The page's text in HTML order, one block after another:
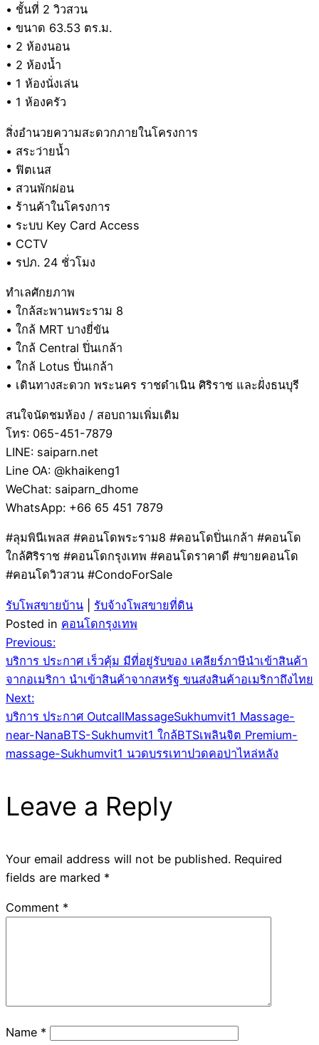
• ชั้นที่ 2 วิวสวน
• ขนาด 63.53 ตร.ม.
• 2 ห้องนอน
• 2 ห้องน้ำ
• 1 ห้องนั่งเล่น
• 1 ห้องครัว
สิ่งอำนวยความสะดวกภายในโครงการ
• สระว่ายน้ำ
• ฟิตเนส
• สวนพักผ่อน
• ร้านค้าในโครงการ
• ระบบ Key Card Access
• CCTV
• รปภ. 24 ชั่วโมง
ทำเลศักยภาพ
• ใกล้สะพานพระราม 8
• ใกล้ MRT บางยี่ขัน
• ใกล้ Central ปิ่นเกล้า
• ใกล้ Lotus ปิ่นเกล้า
• เดินทางสะดวก พระนคร ราชดำเนิน ศิริราช และฝั่งธนบุรี
สนใจนัดชมห้อง / สอบถามเพิ่มเติม
โทร: 065-451-7879
LINE: saiparn.net
Line OA: @khaikeng1
WeChat: saiparn_dhome
WhatsApp: +66 65 451 7879
#ลุมพินีเพลส #คอนโดพระราม8 #คอนโดปิ่นเกล้า #คอนโด
ใกล้ศิริราช #คอนโดกรุงเทพ #คอนโดราคาดี #ขายคอนโด
#คอนโดวิวสวน #CondoForSale
รับโพสขายบ้าน
รับจ้างโพสขายที่ดิน
Posted in คอนโดกรุงเทพ
Post
navigation
Previous:
บริการ ประกาศ เร็วคุ้ม มีที่อยู่รับของ เคลียร์ภาษีนำเข้าสินค้า
จากอเมริกา นำเข้าสินค้าจากสหรัฐ ขนส่งสินค้าอเมริกาถึงไทย
Next:
บริการ ประกาศ OutcallMassageSukhumvit1 Massage-
near-NanaBTS-Sukhumvit1 ใกล้BTSเพลินจิต Premium-
massage-Sukhumvit1 นวดบรรเทาปวดคอบ่าไหล่หลัง
Leave a Reply
Your email address will not be published. Required
fields are marked *
Comment *
Name *